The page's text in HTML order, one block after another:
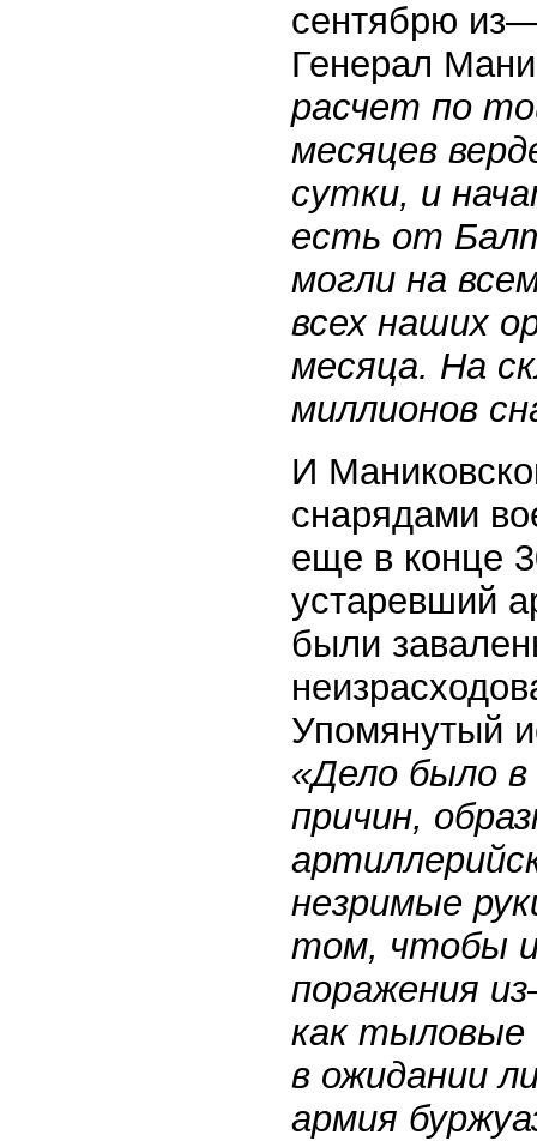
сентябрю
Генерал
расчет по
месяцев
сутки, и
есть от
могли на
всех наших
месяца. На
миллионов
И
снарядами
еще в конце
устаревший
были
Упомянутый
«Дело было в
причин,
незримые
том, чтобы
поражения
как тыловые
в ожидании
армия